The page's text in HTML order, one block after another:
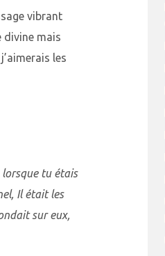
vibrant
divine mais
les
lorsque tu étais
Il était les
sur eux,